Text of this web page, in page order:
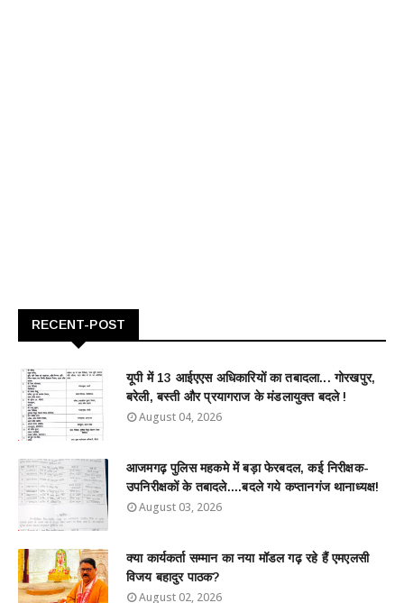
RECENT-POST
यूपी में 13 आईएएस अधिकारियों का तबादला... गोरखपुर,
बरेली, बस्ती और प्रयागराज के मंडलायुक्त बदले !
August 04, 2026
आजमगढ़ पुलिस महकमे में बड़ा फेरबदल, कई निरीक्षक-
उपनिरीक्षकों के तबादले....बदले गये कप्तानगंज थानाध्यक्ष!
August 03, 2026
क्या कार्यकर्ता सम्मान का नया मॉडल गढ़ रहे हैं एमएलसी
विजय बहादुर पाठक?
August 02, 2026